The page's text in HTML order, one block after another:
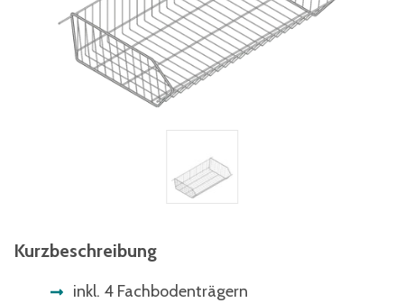
Kurzbeschreibung
inkl. 4 Fachbodenträgern